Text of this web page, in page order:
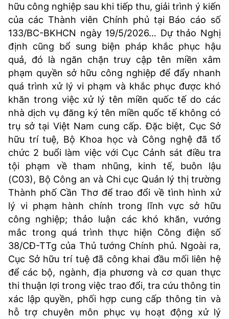
hữu công nghiệp sau khi tiếp thu, giải trình ý kiến
của các Thành viên Chính phủ tại Báo cáo số
133/BC-BKHCN ngày 19/5/2026… Dự thảo Nghị
định cũng bổ sung biện pháp khắc phục hậu
quả, đó là ngăn chặn truy cập tên miền xâm
phạm quyền sở hữu công nghiệp để đẩy nhanh
quá trình xử lý vi phạm và khắc phục được khó
khăn trong việc xử lý tên miền quốc tế do các
nhà dịch vụ đăng ký tên miền quốc tế không có
trụ sở tại Việt Nam cung cấp. Đặc biệt, Cục Sở
hữu trí tuệ, Bộ Khoa học và Công nghệ đã tổ
chức 2 buổi làm việc với Cục Cảnh sát điều tra
tội phạm về tham nhũng, kinh tế, buôn lậu
(C03), Bộ Công an và Chi cục Quản lý thị trường
Thành phố Cần Thơ để trao đổi về tình hình xử
lý vi phạm hành chính trong lĩnh vực sở hữu
công nghiệp; thảo luận các khó khăn, vướng
mắc trong quá trình thực hiện Công điện số
38/CĐ-TTg của Thủ tướng Chính phủ. Ngoài ra,
Cục Sở hữu trí tuệ đã công khai đầu mối liên hệ
để các bộ, ngành, địa phương và cơ quan thực
thi thuận lợi trong việc trao đổi, tra cứu thông tin
xác lập quyền, phối hợp cung cấp thông tin và
hỗ trợ chuyên môn phục vụ hoạt động xử lý